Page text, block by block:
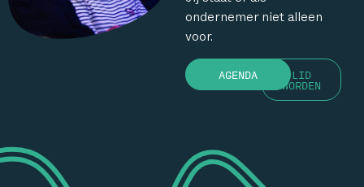
ondernemer niet alleen
voor.
AGENDA LID
WORDEN